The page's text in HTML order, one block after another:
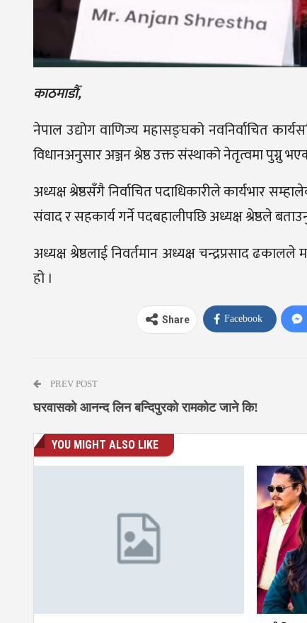
काठमाडौँ,
नेपाल उद्योग वाणिज्य महासङ्घको नवनिर्वाचित
विधानअनुसार अञ्जन श्रेष्ठ उक्त संस्थाको नेतृत्वमा पुग्नु
अध्यक्ष श्रेष्ठसँगै निर्वाचित पदाधिकारीले कार्यभार
संवाद र सहकार्य गर्ने पदबहालीपछि अध्यक्ष श्रेष्ठले
अध्यक्ष श्रेष्ठलाई निवर्तमान अध्यक्ष चन्द्रप्रसाद
हो ।
Share Facebook
PREV POST
घरवासको आनन्द लिन बन्दिपुरको रामकोट जाने कि!
YOU MIGHT ALSO LIKE